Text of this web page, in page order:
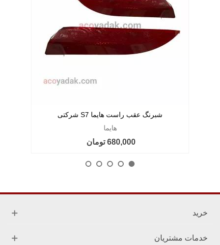
شبرنگ عقب راست هایما S7 شرکتی
هایما
680,000 تومان
خرید
خدمات مشتریان